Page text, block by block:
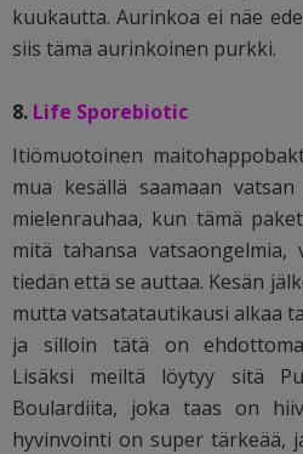
kuukautta. Aurinkoa ei näe
siis tämä aurinkoinen purkki.
8. Life Sporebiotic
Itiömuotoinen
mua kesällä saamaan
mielenrauhaa, kun tämä
mitä tahansa
tiedän että se auttaa. Kesän
mutta vatsatatautikausi alkaa
ja silloin tätä on
Lisäksi meiltä löytyy sitä
Boulardiita, joka taas on
hyvinvointi on super tärkeää,